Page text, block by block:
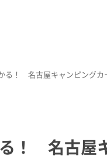
る！ 名古屋キャンピング
る！ 名古